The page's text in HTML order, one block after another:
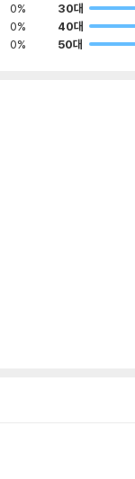
0%
0%
0%
30대
40대
50대